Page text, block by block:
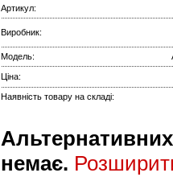
Артикул:
Виробник:
Модель:
Ціна:
Наявність товару на складі:
Альтернативних
немає.